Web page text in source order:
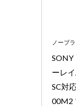
ノーブ
SONY
ーレ
SC対
00M2